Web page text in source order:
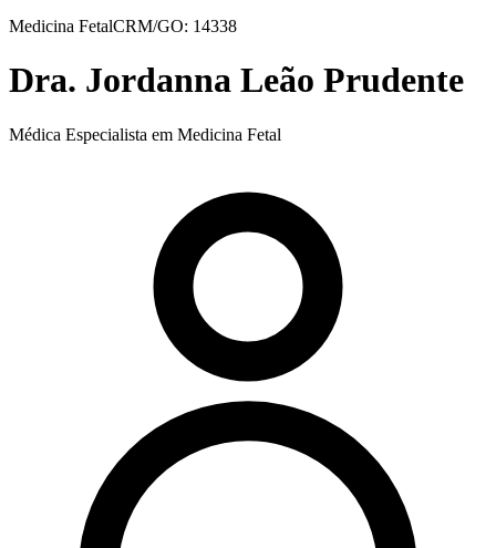
Medicina FetalCRM/GO: 14338
Dra. Jordanna Leão Prudente
Médica Especialista em Medicina Fetal